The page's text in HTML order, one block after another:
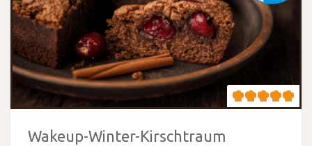
Wakeup-Winter-Kirschtraum